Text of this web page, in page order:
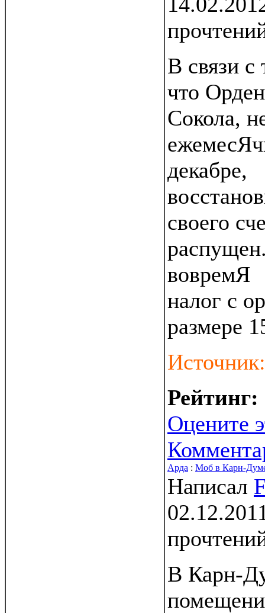
В связи с
что Орден
Сокола,
декабре,
своего
вовремЯ
налог с
размере
Рейтинг:
Оцените
Арда : Моб в Карн-
Написал
В Карн-